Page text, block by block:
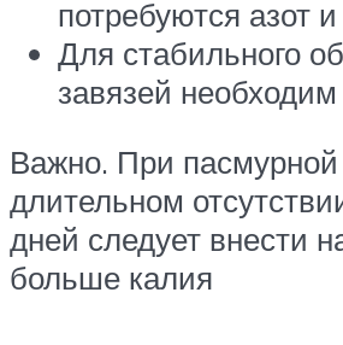
потребуются азот
Для стабильного
завязей
Важно. При пасмурной
длительном
дней следует внести
больше калия